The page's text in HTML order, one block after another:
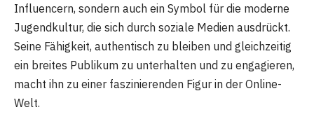
Influencern, sondern auch ein Symbol für die moderne
Jugendkultur, die sich durch soziale Medien ausdrückt.
Seine Fähigkeit, authentisch zu bleiben und gleichzeitig
ein breites Publikum zu unterhalten und zu engagieren,
macht ihn zu einer faszinierenden Figur in der Online-
Welt.